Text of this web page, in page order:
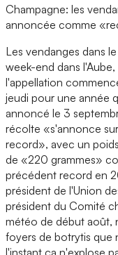
Champagne: les
annoncée comme
Les vendanges dans
week-end dans
l'appellation
jeudi pour une année
annoncé le 3
récolte «s'annonce
record», avec un
de «220 grammes»
précédent record en
président de l'Union
président du Comité
météo de début août,
foyers de botrytis que
l'instant ça n'explose